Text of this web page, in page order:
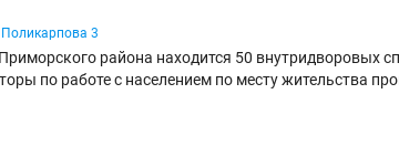
3
района находится 50 внутридворовых
по работе с населением по месту жительства